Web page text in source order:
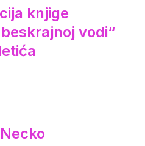
knjige
vodi“